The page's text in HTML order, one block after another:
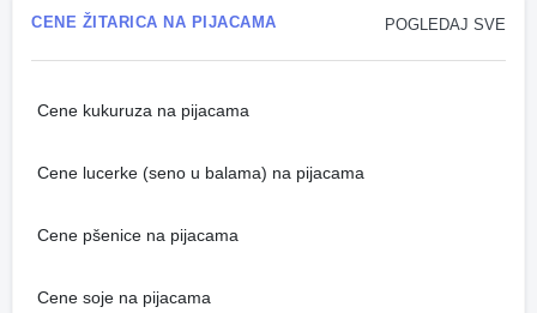
POGLEDAJ SVE
CENE ŽITARICA NA PIJACAMA
Cene kukuruza na pijacama
Cene lucerke (seno u balama) na pijacama
Cene pšenice na pijacama
Cene soje na pijacama